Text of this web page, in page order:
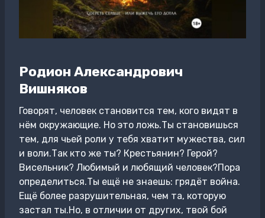
Родион Александрович
Вишняков
Говорят, человек становится тем, кого видят в
нём окружающие. Но это ложь.Ты становишься
тем, для чьей роли у тебя хватит мужества, сил
и воли.Так кто же ты? Крестьянин? Герой?
Висельник? Любимый и любящий человек?Пора
определиться.Ты ещё не знаешь: грядёт война.
Ещё более разрушительная, чем та, которую
застал ты.Но, в отличии от других, твой бой